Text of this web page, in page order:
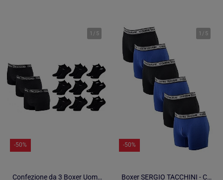
1 / 5
-50%
Confezione da 3 Boxer Uomo KAPPA - Pack Regalo
1 / 5
-50%
Boxer SERGIO TACCHINI - Confezione da 6